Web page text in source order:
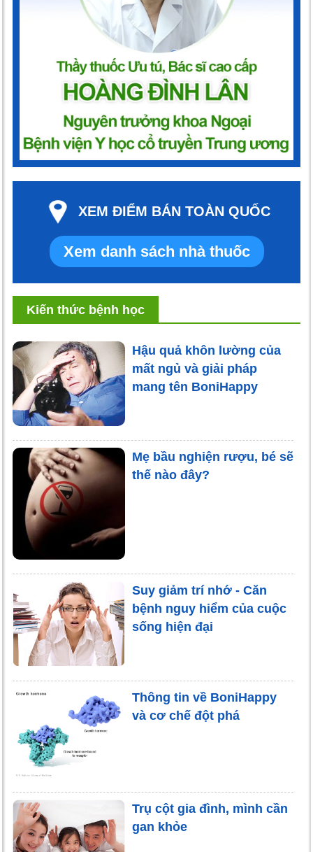
XEM ĐIỂM BÁN TOÀN QUỐC
Xem danh sách nhà thuốc
Kiến thức bệnh học
Hậu quả khôn lường của
mất ngủ và giải pháp
mang tên BoniHappy
Mẹ bầu nghiện rượu, bé sẽ
thế nào đây?
Suy giảm trí nhớ - Căn
bệnh nguy hiểm của cuộc
sống hiện đại
Thông tin về BoniHappy
và cơ chế đột phá
Trụ cột gia đình, mình cần
gan khỏe